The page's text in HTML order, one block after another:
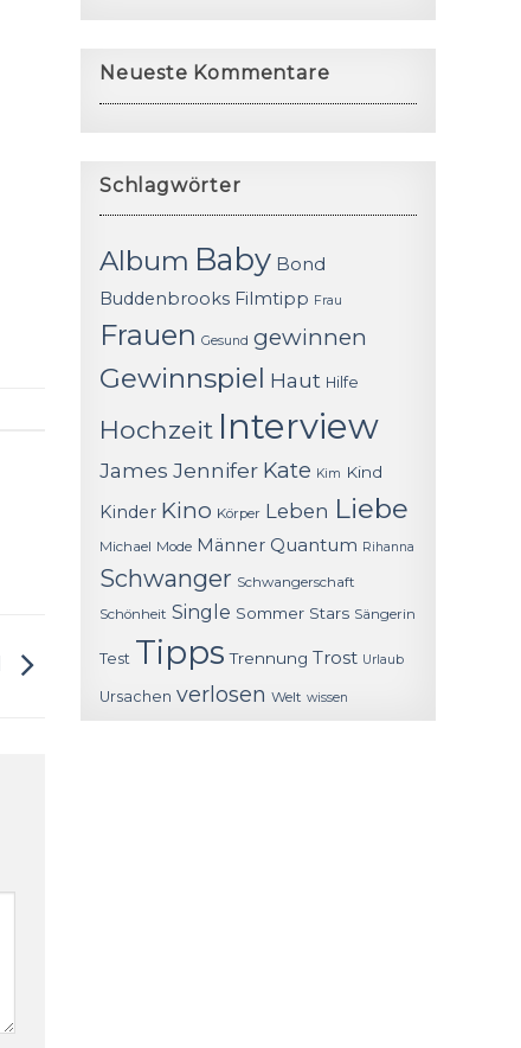
Neueste Kommentare
Schlagwörter
Album Baby Bond
Buddenbrooks Filmtipp Frau
Frauen Gesund gewinnen
Gewinnspiel Haut Hilfe
Hochzeit Interview
James Jennifer Kate Kim Kind
Kinder Kino Körper Leben Liebe
Michael Mode Männer Quantum Rihanna
Schwanger Schwangerschaft
Schönheit Single Sommer Stars Sängerin
Test Tipps Trennung Trost Urlaub
Ursachen verlosen Welt wissen